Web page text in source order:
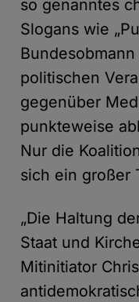
so genanntes
Slogans wie
politischen
gegenüber
punkteweise
Nur die
sich ein großer
„Die Haltung
Staat und
Mitinitiator